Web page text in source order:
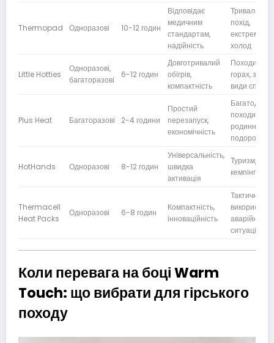
Thermopad Одноразові 10-12 годин
Відповідає
медичним
стандартам,
надійність
Тривалий
похід,
холод
Little Hotties
Одноразові,
багаторазові
6-12 годин
Довготривалий
обігрів,
компактність
Походи в
горах,
види спорту
Plus Heat Багаторазові 2-4 години
Простий
перезапуск,
економічність
Багатоденні
походи,
родинні
подорожі
HotHands Одноразові 8-12 годин
Універсальність,
швидка
активація
Туризм,
кемпінг,
Thermacell
Heat Packs
Одноразові 6-8 годин
Компактність,
інноваційність
Тактичне
аварійні
ситуації
Коли перевага на боці Warm
Touch: що вибрати для гірського
походу